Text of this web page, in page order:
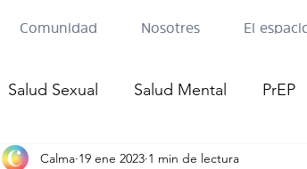
Comunidad Nosotres El
Salud Sexual Salud Mental PrEP
Calma 19 ene 2023 1 min de lectura